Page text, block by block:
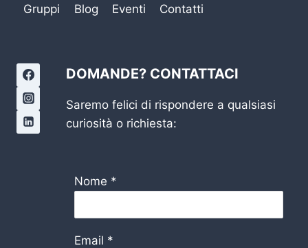
Gruppi
Blog Eventi Contatti
DOMANDE? CONTATTACI
Saremo felici di rispondere a qualsiasi
curiosità o richiesta:
Nome *
Email *